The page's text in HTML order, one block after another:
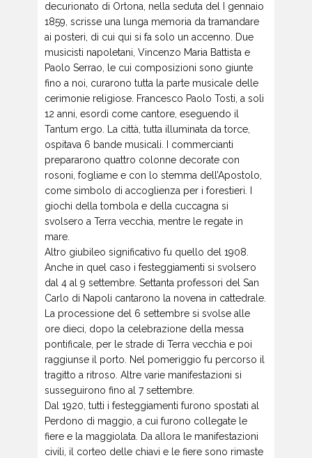
decurionato di Ortona, nella seduta del I gennaio
1859, scrisse una lunga memoria da tramandare
ai posteri, di cui qui si fa solo un accenno. Due
musicisti napoletani, Vincenzo Maria Battista e
Paolo Serrao, le cui composizioni sono giunte
fino a noi, curarono tutta la parte musicale delle
cerimonie religiose. Francesco Paolo Tosti, a soli
12 anni, esordì come cantore, eseguendo il
Tantum ergo. La città, tutta illuminata da torce,
ospitava 6 bande musicali. I commercianti
prepararono quattro colonne decorate con
rosoni, fogliame e con lo stemma dell’Apostolo,
come simbolo di accoglienza per i forestieri. I
giochi della tombola e della cuccagna si
svolsero a Terra vecchia, mentre le regate in
mare.
Altro giubileo significativo fu quello del 1908.
Anche in quel caso i festeggiamenti si svolsero
dal 4 al 9 settembre. Settanta professori del San
Carlo di Napoli cantarono la novena in cattedrale.
La processione del 6 settembre si svolse alle
ore dieci, dopo la celebrazione della messa
pontificale, per le strade di Terra vecchia e poi
raggiunse il porto. Nel pomeriggio fu percorso il
tragitto a ritroso. Altre varie manifestazioni si
susseguirono fino al 7 settembre.
Dal 1920, tutti i festeggiamenti furono spostati al
Perdono di maggio, a cui furono collegate le
fiere e la maggiolata. Da allora le manifestazioni
civili, il corteo delle chiavi e le fiere sono rimaste